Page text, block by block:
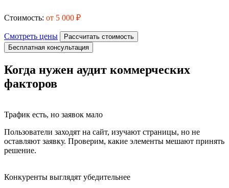
Стоимость: от 5 000 ₽
Смотреть цены
Рассчитать стоимость
Бесплатная консультация
Когда нужен аудит коммерческих
факторов
Трафик есть, но заявок мало
Пользователи заходят на сайт, изучают страницы, но не
оставляют заявку. Проверим, какие элементы мешают принять
решение.
Конкуренты выглядят убедительнее